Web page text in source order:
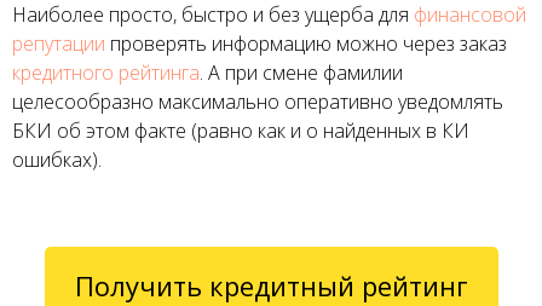
Наиболее просто, быстро и без ущерба для финансовой
репутации проверять информацию можно через заказ
кредитного рейтинга. А при смене фамилии
целесообразно максимально оперативно уведомлять
БКИ об этом факте (равно как и о найденных в КИ
ошибках).
Получить кредитный рейтинг